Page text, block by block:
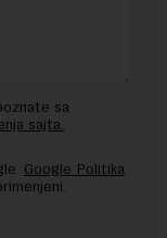
sa
sajta.
Google Politika